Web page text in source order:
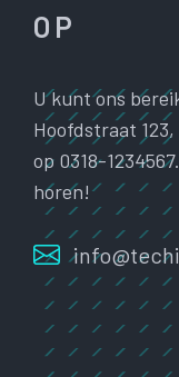
OP
U kunt ons
Hoofdstraat
op 0318-
horen!